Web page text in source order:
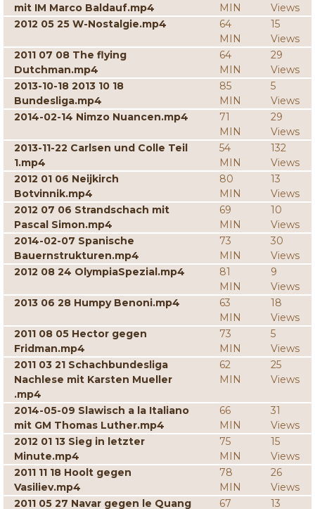
mit IM Marco Baldauf.mp4
MIN
Views
2012 05 25 W-Nostalgie.mp4
64
MIN
15
Views
2011 07 08 The flying
Dutchman.mp4
64
MIN
29
Views
2013-10-18 2013 10 18
Bundesliga.mp4
85
MIN
5
Views
2014-02-14 Nimzo Nuancen.mp4
71
MIN
29
Views
2013-11-22 Carlsen und Colle Teil
1.mp4
54
MIN
132
Views
2012 01 06 Neijkirch
Botvinnik.mp4
80
MIN
13
Views
2012 07 06 Strandschach mit
Pascal Simon.mp4
69
MIN
10
Views
2014-02-07 Spanische
Bauernstrukturen.mp4
73
MIN
30
Views
2012 08 24 OlympiaSpezial.mp4
81
MIN
9
Views
2013 06 28 Humpy Benoni.mp4
63
MIN
18
Views
2011 08 05 Hector gegen
Fridman.mp4
73
MIN
5
Views
2011 03 21 Schachbundesliga
Nachlese mit Karsten Mueller
.mp4
62
MIN
25
Views
2014-05-09 Slawisch a la Italiano
mit GM Thomas Luther.mp4
66
MIN
31
Views
2012 01 13 Sieg in letzter
Minute.mp4
75
MIN
15
Views
2011 11 18 Hoolt gegen
Vasiliev.mp4
78
MIN
26
Views
2011 05 27 Navar gegen le Quang
67 13